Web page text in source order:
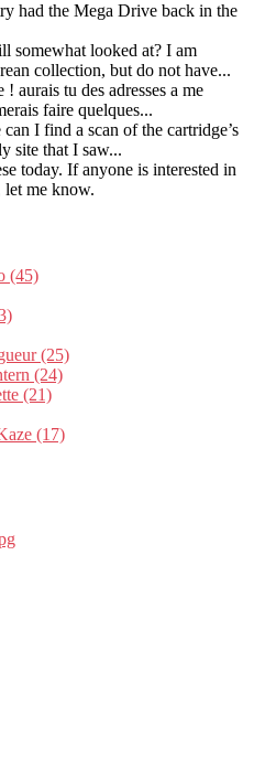
had the Mega Drive back in the
somewhat looked at? I am
collection, but do not have...
! aurais tu des adresses a me
faire quelques...
I find a scan of the cartridge’s
site that I saw...
today. If anyone is interested in
me know.
(45)
(25)
(24)
(21)
(17)